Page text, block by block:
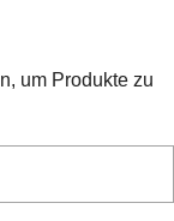
um Produkte zu